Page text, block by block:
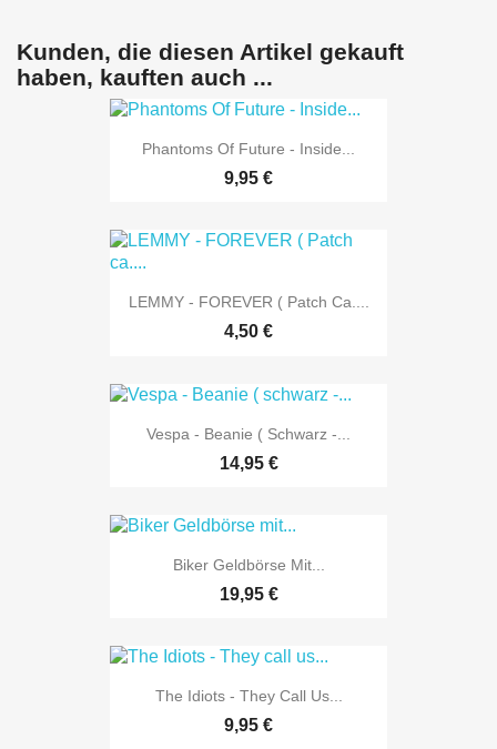
Kunden, die diesen Artikel gekauft
haben, kauften auch ...
Phantoms Of Future - Inside...
9,95 €
LEMMY - FOREVER ( Patch Ca....
4,50 €
Vespa - Beanie ( Schwarz -...
14,95 €
Biker Geldbörse Mit...
19,95 €
The Idiots - They Call Us...
9,95 €